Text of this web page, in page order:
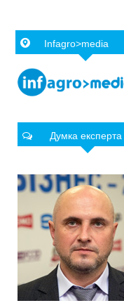
Infagro>media
Думка експерта